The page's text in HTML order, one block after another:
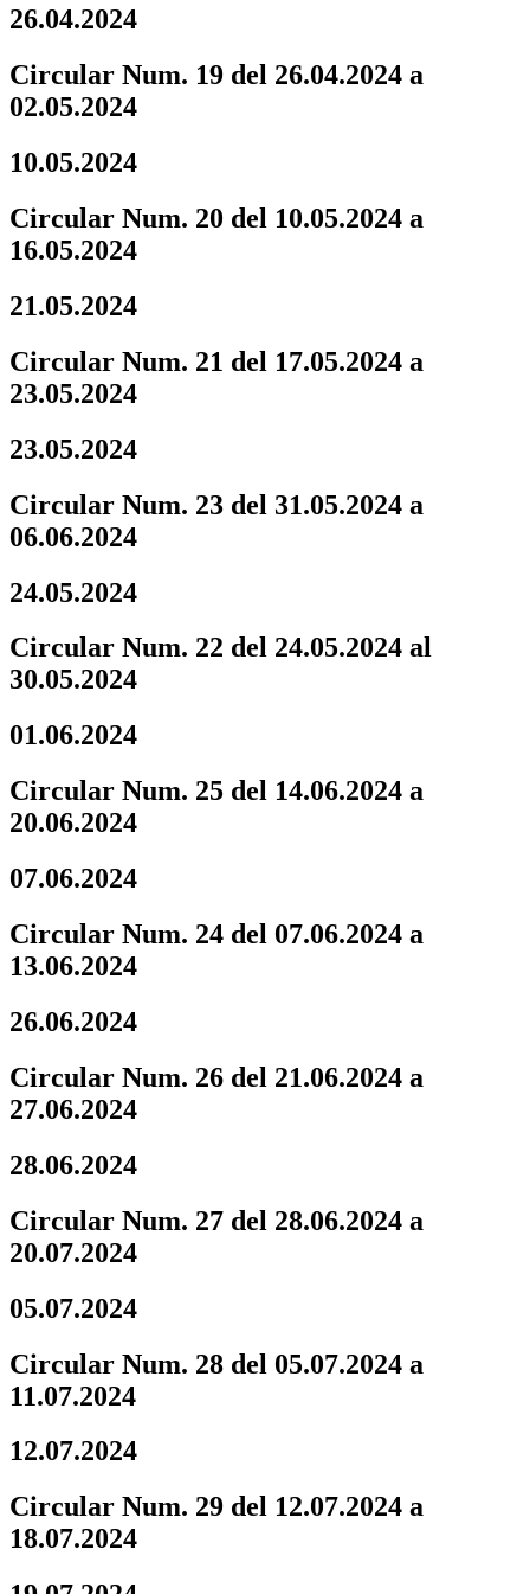
26.04.2024
Circular Num. 19 del 26.04.2024 a
02.05.2024
10.05.2024
Circular Num. 20 del 10.05.2024 a
16.05.2024
21.05.2024
Circular Num. 21 del 17.05.2024 a
23.05.2024
23.05.2024
Circular Num. 23 del 31.05.2024 a
06.06.2024
24.05.2024
Circular Num. 22 del 24.05.2024 al
30.05.2024
01.06.2024
Circular Num. 25 del 14.06.2024 a
20.06.2024
07.06.2024
Circular Num. 24 del 07.06.2024 a
13.06.2024
26.06.2024
Circular Num. 26 del 21.06.2024 a
27.06.2024
28.06.2024
Circular Num. 27 del 28.06.2024 a
20.07.2024
05.07.2024
Circular Num. 28 del 05.07.2024 a
11.07.2024
12.07.2024
Circular Num. 29 del 12.07.2024 a
18.07.2024